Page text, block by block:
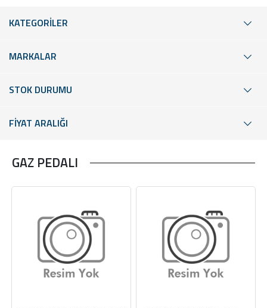
KATEGORİLER
MARKALAR
STOK DURUMU
FİYAT ARALIĞI
GAZ PEDALI